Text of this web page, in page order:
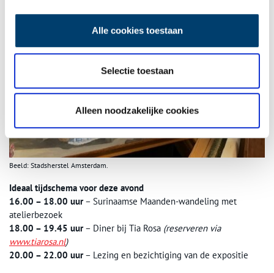
Alle cookies toestaan
Selectie toestaan
Alleen noodzakelijke cookies
Beeld: Stadsherstel Amsterdam.
Ideaal tijdschema voor deze avond
16.00 – 18.00 uur– Surinaamse Maanden-wandeling met
atelierbezoek
18.00 – 19.45 uur– Diner bij Tia Rosa (reserveren via
www.tiarosa.nl)
20.00 – 22.00 uur– Lezing en bezichtiging van de expositie